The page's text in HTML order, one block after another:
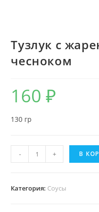
Тузлук с
чесноком
160₽
130 гр
- + В
Категория: Соусы